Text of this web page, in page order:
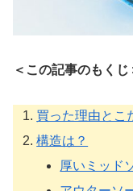
＜この記事のもくじ
買った理由とこ
構造は？
厚いミッド